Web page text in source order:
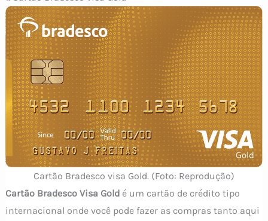
Cartão Bradesco visa Gold. (Foto: Reprodução)
Cartão Bradesco Visa Goldé um cartão de crédito tipo
internacional onde você pode fazer as compras tanto aqui